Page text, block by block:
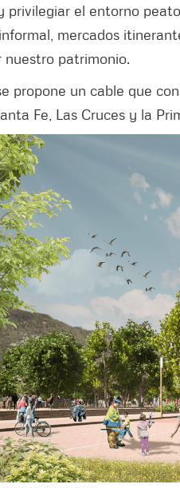
privilegiar el entorno
mercados
nuestro patrimonio.
propone un cable que
Fe, Las Cruces y la